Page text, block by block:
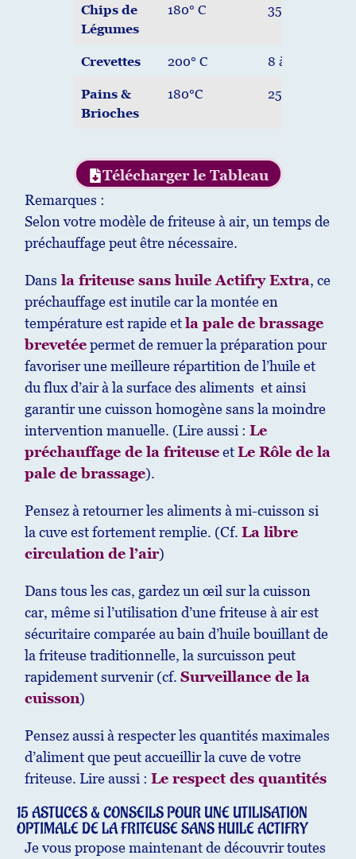
Chips de
Légumes
180° C 35 à 45 mn
Crevettes 200° C 8 à 10 mn
Pains &
Brioches
180°C 25 à 30 mn
Télécharger le Tableau
Remarques :
Selon votre modèle de friteuse à air, un temps de
préchauffage peut être nécessaire.
Dans la friteuse sans huile Actifry Extra, ce
préchauffage est inutile car la montée en
température est rapide etla pale de brassage
brevetéepermet de remuer la préparation pour
favoriser une meilleure répartition de l’huile et
du flux d’air à la surface des aliments et ainsi
garantir une cuisson homogène sans la moindre
intervention manuelle. (Lire aussi :Le
préchauffage de la friteuseetLe Rôle de la
pale de brassage).
Pensez à retourner les aliments à mi-cuisson si
la cuve est fortement remplie. (Cf.La libre
circulation de l’air)
Dans tous les cas, gardez un œil sur la cuisson
car, même si l’utilisation d’une friteuse à air est
sécuritaire comparée au bain d’huile bouillant de
la friteuse traditionnelle, la surcuisson peut
rapidement survenir (cf.Surveillance de la
cuisson)
Pensez aussi à respecter les quantités maximales
d’aliment que peut accueillir la cuve de votre
friteuse. Lire aussi :Le respect des quantités
15 ASTUCES & CONSEILS POUR UNE UTILISATION
OPTIMALE DE LA FRITEUSE SANS HUILE ACTIFRY
Je vous propose maintenant de découvrir toutes